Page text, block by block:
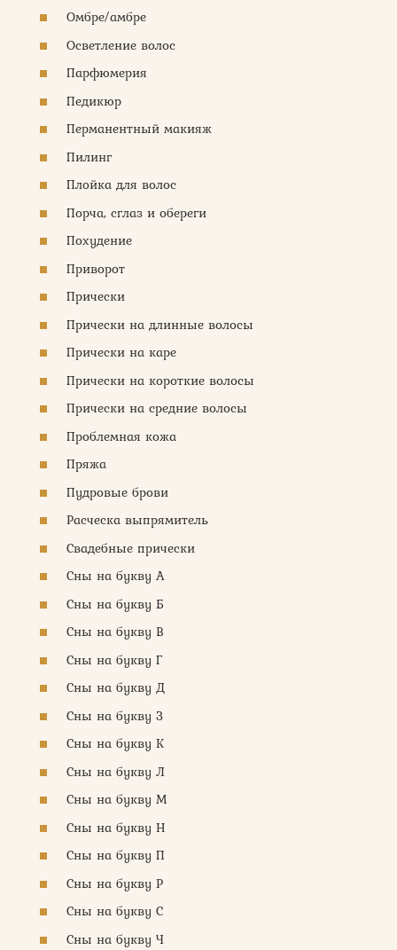
Омбре/амбре
Осветление волос
Парфюмерия
Педикюр
Перманентный макияж
Пилинг
Плойка для волос
Порча, сглаз и обереги
Похудение
Приворот
Прически
Прически на длинные волосы
Прически на каре
Прически на короткие волосы
Прически на средние волосы
Проблемная кожа
Пряжа
Пудровые брови
Расческа выпрямитель
Свадебные прически
Сны на букву А
Сны на букву Б
Сны на букву В
Сны на букву Г
Сны на букву Д
Сны на букву З
Сны на букву К
Сны на букву Л
Сны на букву М
Сны на букву Н
Сны на букву П
Сны на букву Р
Сны на букву С
Сны на букву Ч